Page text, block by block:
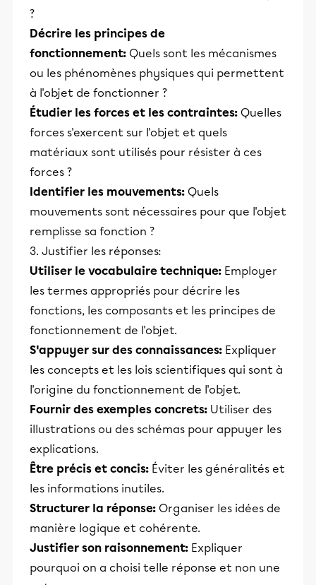
?
Décrire les principes de
fonctionnement: Quels sont les mécanismes
ou les phénomènes physiques qui permettent
à l'objet de fonctionner ?
Étudier les forces et les contraintes: Quelles
forces s'exercent sur l'objet et quels
matériaux sont utilisés pour résister à ces
forces ?
Identifier les mouvements: Quels
mouvements sont nécessaires pour que l'objet
remplisse sa fonction ?
3. Justifier les réponses:
Utiliser le vocabulaire technique: Employer
les termes appropriés pour décrire les
fonctions, les composants et les principes de
fonctionnement de l'objet.
S'appuyer sur des connaissances: Expliquer
les concepts et les lois scientifiques qui sont à
l'origine du fonctionnement de l'objet.
Fournir des exemples concrets: Utiliser des
illustrations ou des schémas pour appuyer les
explications.
Être précis et concis: Éviter les généralités et
les informations inutiles.
Structurer la réponse: Organiser les idées de
manière logique et cohérente.
Justifier son raisonnement: Expliquer
pourquoi on a choisi telle réponse et non une